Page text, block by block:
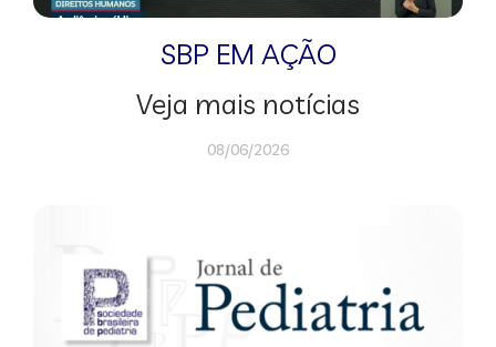
SBP EM AÇÃO
Veja mais notícias
08/06/2026